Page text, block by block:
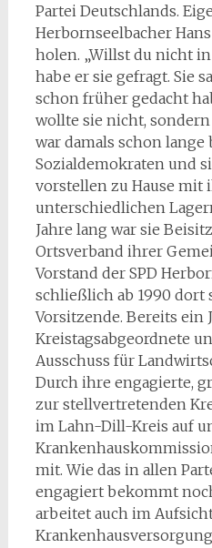
Partei Deutschlands.
Herbornseelbacher
holen. „Willst du nicht in
habe er sie gefragt. Sie
schon früher gedacht
wollte sie nicht, sondern
war damals schon lange
Sozialdemokraten und
vorstellen zu Hause mit
unterschiedlichen
Jahre lang war sie
Ortsverband ihrer
Vorstand der SPD
schließlich ab 1990 dort
Vorsitzende. Bereits ein
Kreistagsabgeordnete
Ausschuss für
Durch ihre engagierte,
zur stellvertretenden
im Lahn-Dill-Kreis auf
mit. Wie das in allen
engagiert bekommt
arbeitet auch im